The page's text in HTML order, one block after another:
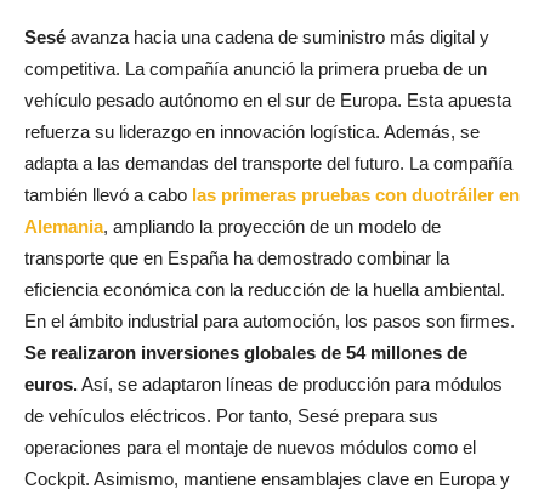
Sesé avanza hacia una cadena de suministro más digital y
competitiva. La compañía anunció la primera prueba de un
vehículo pesado autónomo en el sur de Europa. Esta apuesta
refuerza su liderazgo en innovación logística. Además, se
adapta a las demandas del transporte del futuro. La compañía
también llevó a cabo las primeras pruebas con duotráiler en
Alemania, ampliando la proyección de un modelo de
transporte que en España ha demostrado combinar la
eficiencia económica con la reducción de la huella ambiental.
En el ámbito industrial para automoción, los pasos son firmes.
Se realizaron inversiones globales de 54 millones de
euros.Así, se adaptaron líneas de producción para módulos
de vehículos eléctricos. Por tanto, Sesé prepara sus
operaciones para el montaje de nuevos módulos como el
Cockpit. Asimismo, mantiene ensamblajes clave en Europa y